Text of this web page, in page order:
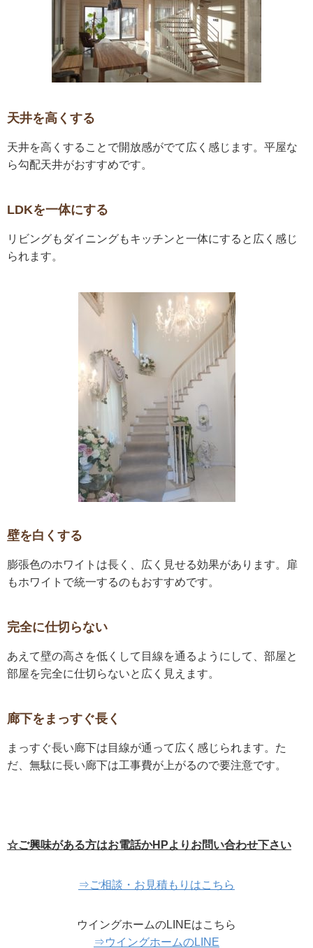
天井を高くする
天井を高くすることで開放感がでて広く感じます。平屋な
ら勾配天井がおすすめです。
LDKを一体にする
リビングもダイニングもキッチンと一体にすると広く感じ
られます。
壁を白くする
膨張色のホワイトは長く、広く見せる効果があります。扉
もホワイトで統一するのもおすすめです。
完全に仕切らない
あえて壁の高さを低くして目線を通るようにして、部屋と
部屋を完全に仕切らないと広く見えます。
廊下をまっすぐ長く
まっすぐ長い廊下は目線が通って広く感じられます。た
だ、無駄に長い廊下は工事費が上がるので要注意です。
☆ご興味がある方はお電話かHPより お問い合わせ下さい
⇒ご相談・お見積もりはこちら
ウイングホームのLINEはこちら
⇒ウイングホームのLINE